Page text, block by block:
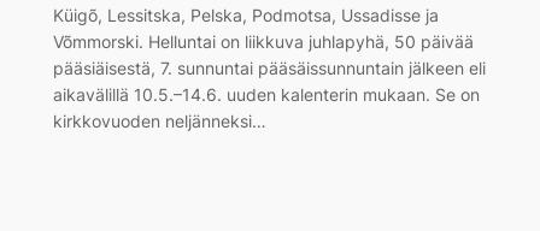
Küigõ, Lessitska, Pelska, Podmotsa, Ussadisse ja
Võmmorski. Helluntai on liikkuva juhlapyhä, 50 päivää
pääsiäisestä, 7. sunnuntai pääsäissunnuntain jälkeen eli
aikavälillä 10.5.–14.6. uuden kalenterin mukaan. Se on
kirkkovuoden neljänneksi…